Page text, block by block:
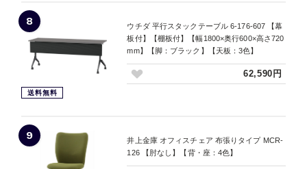
8
送料無料
ウチダ 平行スタックテーブル 6-176-607 【幕
板付】【棚板付】【幅1800×奥行600×高さ720
mm】【脚：ブラック】【天板：3色】
62,590円
9
井上金庫 オフィスチェア 布張りタイプ MCR-
126 【肘なし】【背・座：4色】